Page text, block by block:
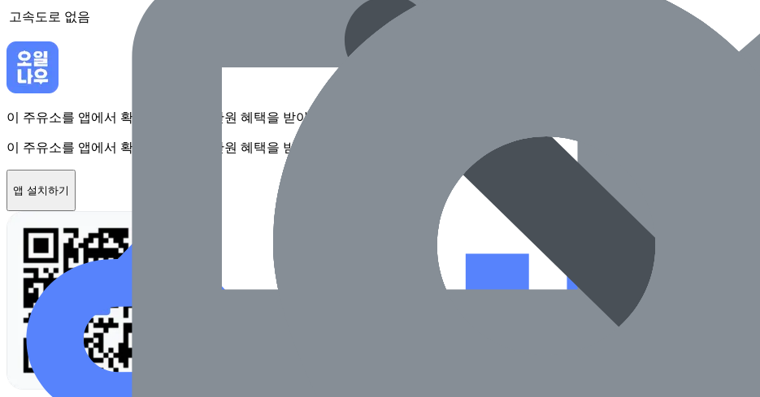
고속도로 없음
이 주유소를 앱에서 확인하고 최대 1만원 혜택을 받아보세요
이 주유소를 앱에서 확인하고 최대 1만원 혜택을 받아보세요
앱 설치하기